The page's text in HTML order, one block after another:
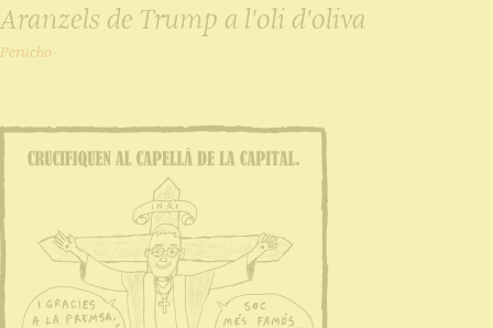
Aranzels de Trump a l'oli d'oliva
Perucho